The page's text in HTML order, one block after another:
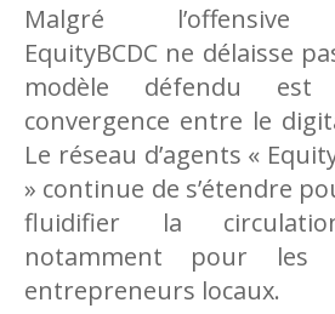
Malgré l’offensive
EquityBCDC ne délaisse
modèle défendu est
convergence entre le
Le réseau d’agents «
» continue de s’étendre
fluidifier la
notamment pour les
entrepreneurs locaux.